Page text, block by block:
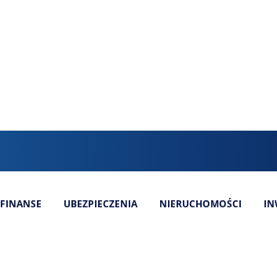
FINANSE UBEZPIECZENIA NIERUCHOMOŚCI